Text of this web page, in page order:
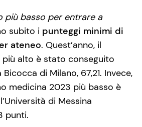
più basso per entrare a
subito i punteggi minimi di
ateneo. Quest’anno, il
alto è stato conseguito
di Milano, 67,21. Invece,
medicina 2023 più basso è
di Messina
punti.